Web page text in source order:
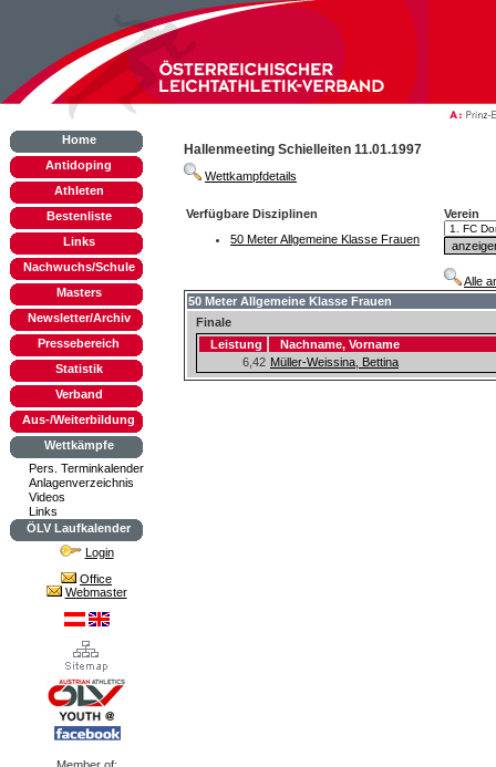
Home
Antidoping
Athleten
Bestenliste
Links
Nachwuchs/Schule
Masters
Newsletter/Archiv
Pressebereich
Statistik
Verband
Aus-/Weiterbildung
Wettkämpfe
Pers. Terminkalender
Anlagenverzeichnis
Videos
Links
ÖLV Laufkalender
Login
Office
Webmaster
Hallenmeeting Schielleiten 11.01.1997
Wettkampfdetails
Verfügbare Disziplinen
50 Meter Allgemeine Klasse Frauen
Verein
Alle
50 Meter Allgemeine Klasse Frauen
Finale
Leistung
Nachname, Vorname
6,42 Müller-Weissina, Bettina